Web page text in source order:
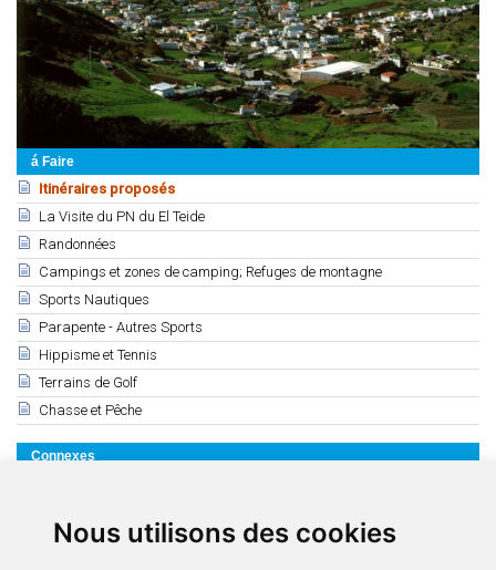
Nous utilisons des cookies
á Faire
Itinéraires proposés
La Visite du PN du El Teide
Randonnées
Campings et zones de camping; Refuges de montagne
Sports Nautiques
Parapente - Autres Sports
Hippisme et Tennis
Terrains de Golf
Chasse et Pêche
Connexes
Listado de carreteras